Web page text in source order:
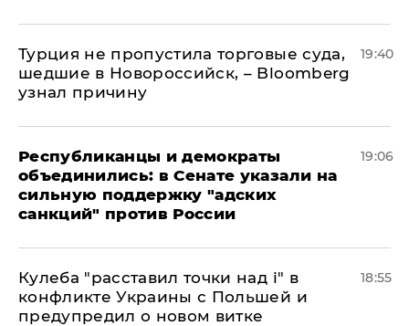
Турция не пропустила торговые суда,
шедшие в Новороссийск, – Bloomberg
узнал причину
19:40
Республиканцы и демократы
объединились: в Сенате указали на
сильную поддержку "адских
санкций" против России
19:06
Кулеба "расставил точки над і" в
конфликте Украины с Польшей и
предупредил о новом витке
18:55